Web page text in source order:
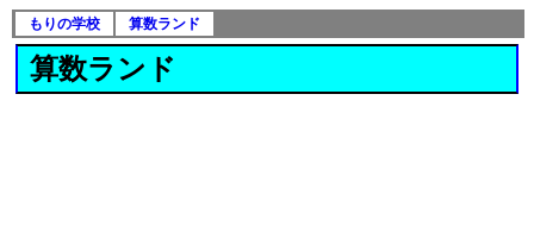
もりの学校 算数ランド
算数ランド